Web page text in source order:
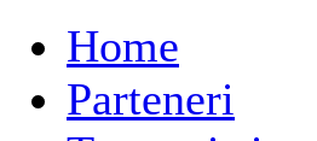
Home
Parteneri